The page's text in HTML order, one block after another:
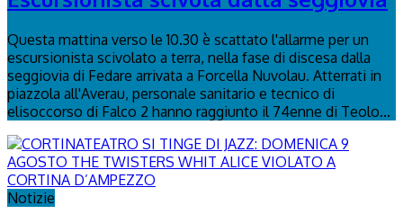
Questa mattina verso le 10.30 è scattato l'allarme per un
escursionista scivolato a terra, nella fase di discesa dalla
seggiovia di Fedare arrivata a Forcella Nuvolau. Atterrati in
piazzola all'Averau, personale sanitario e tecnico di
elisoccorso di Falco 2 hanno raggiunto il 74enne di Teolo...
Notizie